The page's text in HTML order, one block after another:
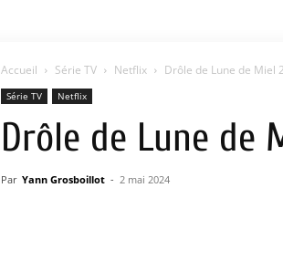
Accueil Série TV Netflix Drôle de Lune de Miel
Série TV Netflix
Drôle de Lune de
Par Yann Grosboillot - 2 mai 2024